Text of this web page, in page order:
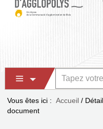
Vous êtes ici : Accueil /
document